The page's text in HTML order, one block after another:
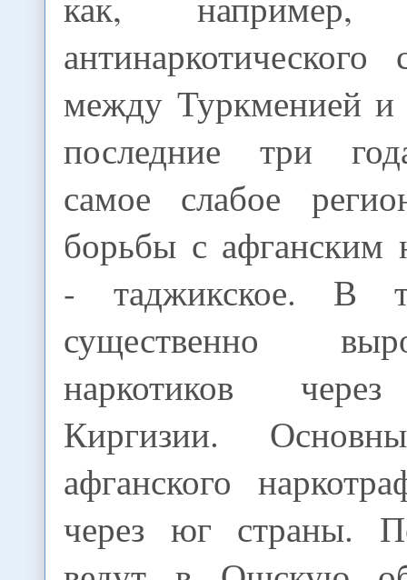
антинаркотического
между Туркменией
последние три
самое слабое
борьбы с афганским
- таджикское. В
существенно
наркотиков
Киргизии.
афганского
через юг страны.